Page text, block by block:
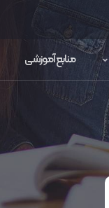
منابع آموزشی